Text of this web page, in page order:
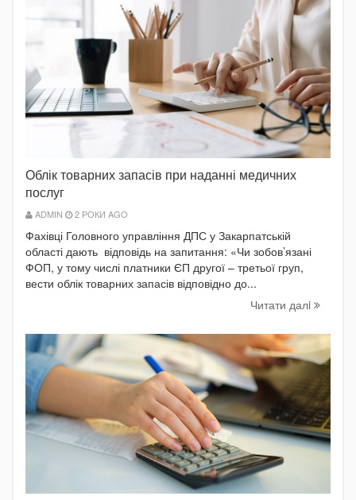
Облік товарних запасів при наданні медичних
послуг
ADMIN 2 РОКИ AGO
Фахівці Головного управління ДПС у Закарпатській
області дають відповідь на запитання: «Чи зобов’язані
ФОП, у тому числі платники ЄП другої – третьої груп,
вести облік товарних запасів відповідно до...
Читати далi